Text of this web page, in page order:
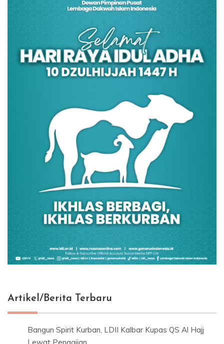
Artikel/Berita Terbaru
Bangun Spirit Kurban, LDII Kalbar Kupas QS Al Hajj